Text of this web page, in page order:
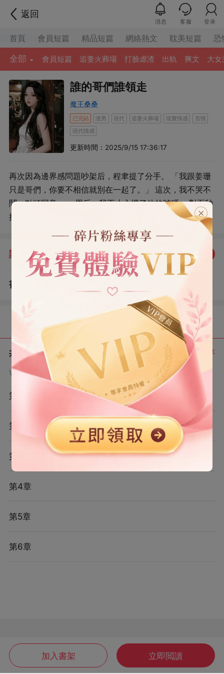
返回
消息 客服 登录
首頁 會員短篇 精品短篇 網絡熱文 耽美短篇 恐
全部 會員短篇 追妻火葬場 打臉虐渣 出軌 爽文 大女
誰的哥們誰領走
魔王桑桑
已完結 渣男 現代 追妻火葬場 現實情感
言情
現代情感
更新時間：2025/9/15 17:36:17
再次因為邊界感問題吵架后，程聿提了分手。 「我跟姜珊
只是哥們，你要不相信就別在一起了。」 這次，我不哭不
鬧，點頭同意。 一周后，我不⼩心撥了他的號碼。 對⾯秒
接，聲音醉醺醺的：「怎麼，終于撐不住來求復合了？」
「知道我在和誰喝酒嗎？姜珊。早說了我們只是哥們，喝
成這樣都沒發生什麼，你還⼀個勁吃醋。」 他嗤笑⼀聲，
帶著得意：「⾏了，你認個錯，這事兒就算過了，我喝醉
了，來接我。」 我張了張嘴。 ⾝后一只大手接過⼿機。
男⼈語氣帶笑，神色卻極冷： 「不好意思哥們，⼥朋友去
加入書架 立即閲讀
評分：5.0 點我評分
書評
共 6 章 正序
VIP章節可通過金幣購買提前點讀
第1章
第2章
第3章
第4章
第5章
第6章